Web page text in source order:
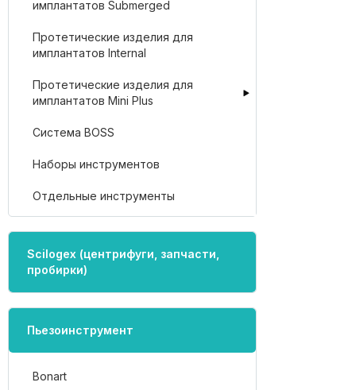
имплантатов Submerged
Протетические изделия для
имплантатов Internal
Протетические изделия для
имплантатов Mini Plus
Система BOSS
Наборы инструментов
Отдельные инструменты
Scilogex (центрифуги, запчасти,
пробирки)
Пьезоинструмент
Bonart